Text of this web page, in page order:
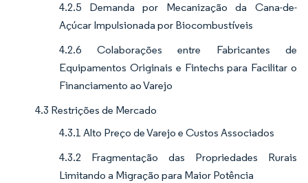
4.2.5 Demanda por Mecanização da Cana-de-
Açúcar Impulsionada por Biocombustíveis
4.2.6 Colaborações entre Fabricantes de
Equipamentos Originais e Fintechs para Facilitar o
Financiamento ao Varejo
4.3 Restrições de Mercado
4.3.1 Alto Preço de Varejo e Custos Associados
4.3.2 Fragmentação das Propriedades Rurais
Limitando a Migração para Maior Potência